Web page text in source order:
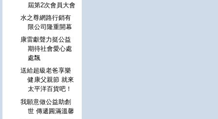
屆第2次會員大會
水之尊網路行銷有
限公司隆重開幕
康雷獻聲力挺公益
期待社會愛心處
處飄
送給超級老爸享樂
健康父親節 就來
太平洋百貨吧！
我願意做公益助創
世 傳遞圓滿溫馨